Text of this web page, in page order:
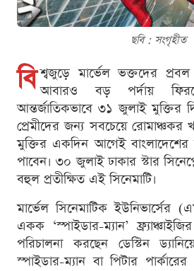
ছবি : সংগৃহীত
বি শ্বজুড়ে মার্ভেল ভক্তদের
আবারও বড় পর্দায় ফিরছে
আন্তর্জাতিকভাবে ৩১ জুলাই মুক্তির
প্রেমীদের জন্য সবচেয়ে
মুক্তির একদিন আগেই বাংলাদেশের
পাবেন। ৩০ জুলাই ঢাকার স্টার
বহুল প্রতীক্ষিত এই সিনেমাটি।
মার্ভেল সিনেমাটিক
একক ‘স্পাইডার-ম্যান’
পরিচালনা করছেন ডেস্টিন
স্পাইডার-ম্যান বা পিটার পার্কারের